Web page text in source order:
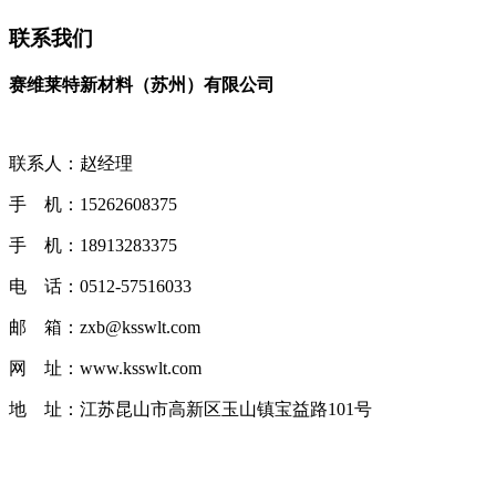
联系我们
赛维莱特新材料（苏州）有限公司
联系人：赵经理
手 机：15262608375
手 机：18913283375
电 话：0512-57516033
邮 箱：zxb@ksswlt.com
网 址：www.ksswlt.com
地 址：江苏昆山市高新区玉山镇宝益路101号